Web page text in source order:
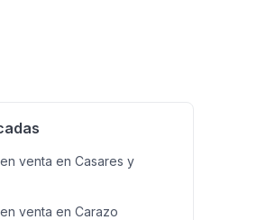
venta en Casares y
venta en Carazo